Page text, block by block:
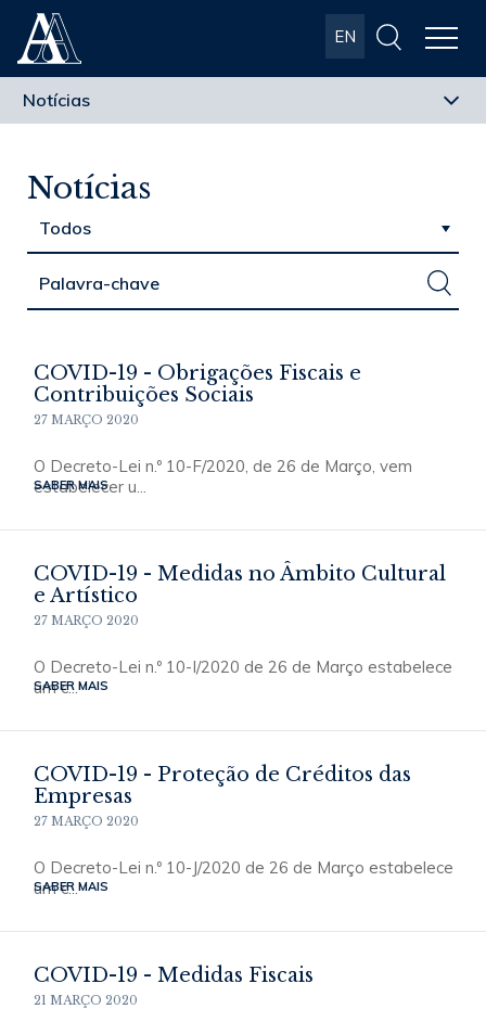
Albuquerque
& Almeida
EN
Notícias
COVID-19 - Obrigações Fiscais e
Contribuições Sociais
27 MARÇO 2020
O Decreto-Lei n.º 10-F/2020, de 26 de Março, vem
estabelecer u...
SABER MAIS
COVID-19 - Medidas no Âmbito Cultural
e Artístico
27 MARÇO 2020
O Decreto-Lei n.º 10-I/2020 de 26 de Março estabelece
um c...
SABER MAIS
COVID-19 - Proteção de Créditos das
Empresas
27 MARÇO 2020
O Decreto-Lei n.º 10-J/2020 de 26 de Março estabelece
um c...
SABER MAIS
COVID-19 - Medidas Fiscais
21 MARÇO 2020